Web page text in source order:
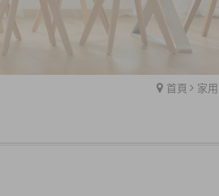
首頁 家